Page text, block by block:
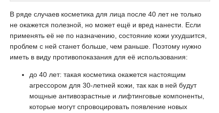
В ряде случаев косметика для лица после 40 лет не только
не окажется полезной, но может ещё и вред нанести. Если
применять её не по назначению, состояние кожи ухудшится,
проблем с ней станет больше, чем раньше. Поэтому нужно
иметь в виду противопоказания для её использования:
до 40 лет: такая косметика окажется настоящим
агрессором для 30-летней кожи, так как в ней будут
мощные антивозрастные и лифтинговые компоненты,
которые могут спровоцировать появление новых